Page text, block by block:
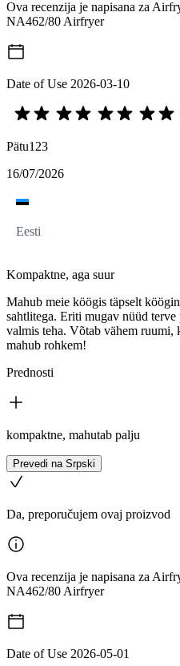
Ova recenzija je napisana za
NA462/80 Airfryer
Date of Use 2026-03-10
Pätu123
16/07/2026
Eesti
Kompaktne, aga suur
Mahub meie köögis täpselt
sahtlitega. Eriti mugav nüüd terve
valmis teha. Võtab vähem ruumi,
mahub rohkem!
Prednosti
kompaktne, mahutab palju
Prevedi na Srpski
Da, preporučujem ovaj proizvod
Ova recenzija je napisana za
NA462/80 Airfryer
Date of Use 2026-05-01